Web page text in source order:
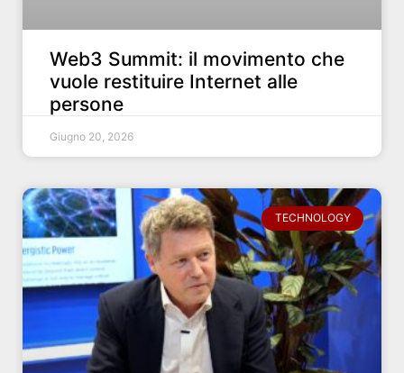
Web3 Summit: il movimento che
vuole restituire Internet alle
persone
Giugno 20, 2026
TECHNOLOGY